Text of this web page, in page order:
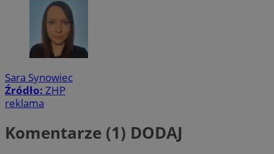
Sara Synowiec
Źródło: ZHP
reklama
Komentarze (1) DODAJ